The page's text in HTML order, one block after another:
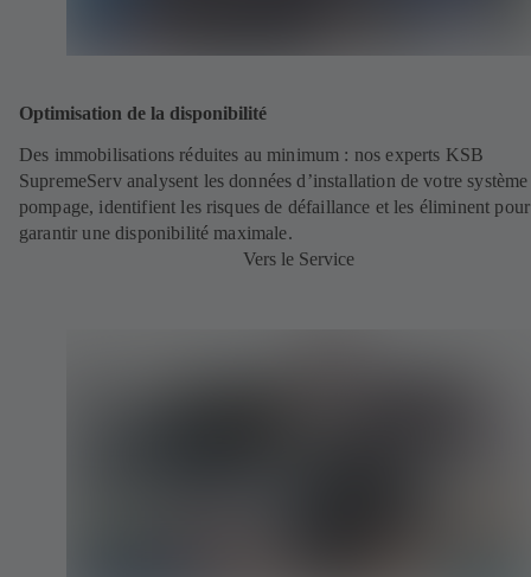
Optimisation de la disponibilité
Des immobilisations réduites au minimum : nos experts KSB
SupremeServ analysent les données d’installation de votre
pompage, identifient les risques de défaillance et les éliminent pour
garantir une disponibilité maximale.
Vers le Service